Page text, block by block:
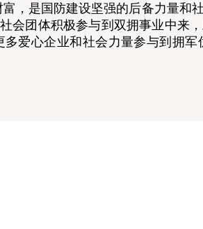
是国防建设坚强的后备力量和
会团体积极参与到双拥事业中来
爱心企业和社会力量参与到拥